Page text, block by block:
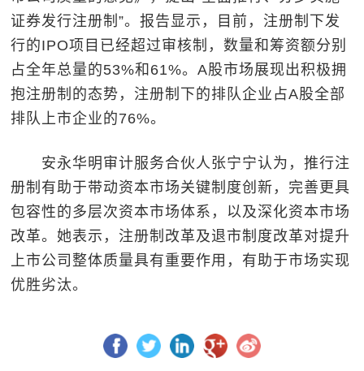
证券发行注册制”。报告显示，目前，注册制下发
行的IPO项目已经超过审核制，数量和筹资额分别
占全年总量的53%和61%。A股市场展现出积极拥
抱注册制的态势，注册制下的排队企业占A股全部
排队上市企业的76%。
安永华明审计服务合伙人张宁宁认为，推行注
册制有助于带动资本市场关键制度创新，完善更具
包容性的多层次资本市场体系，以及深化资本市场
改革。她表示，注册制改革及退市制度改革对提升
上市公司整体质量具有重要作用，有助于市场实现
优胜劣汰。